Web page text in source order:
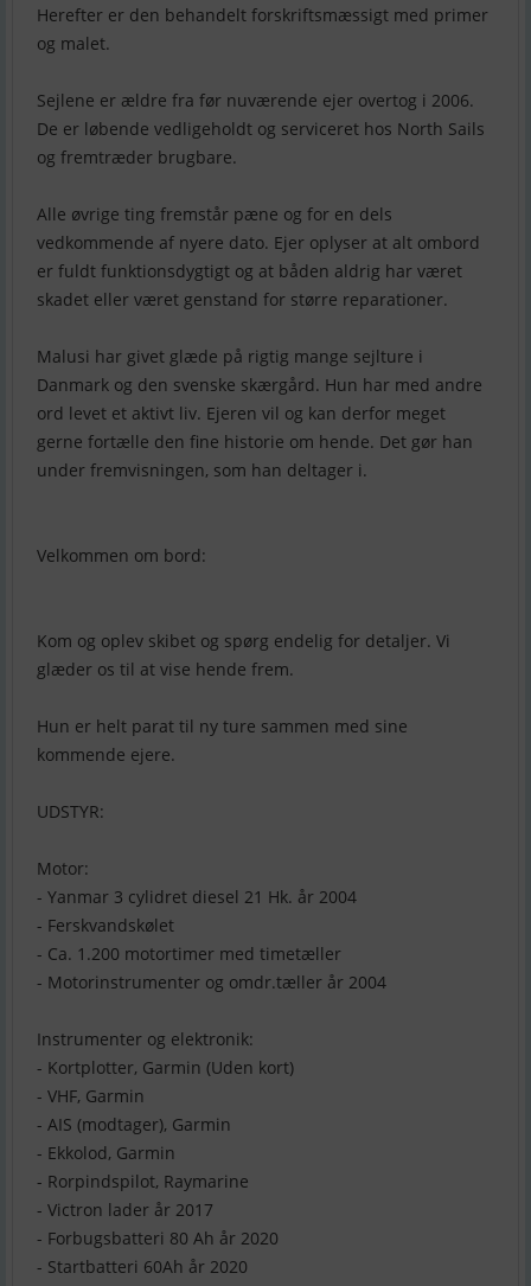
Herefter er den behandelt forskriftsmæssigt med primer
og malet.
Sejlene er ældre fra før nuværende ejer overtog i 2006.
De er løbende vedligeholdt og serviceret hos North Sails
og fremtræder brugbare.
Alle øvrige ting fremstår pæne og for en dels
vedkommende af nyere dato. Ejer oplyser at alt ombord
er fuldt funktionsdygtigt og at båden aldrig har været
skadet eller været genstand for større reparationer.
Malusi har givet glæde på rigtig mange sejlture i
Danmark og den svenske skærgård. Hun har med andre
ord levet et aktivt liv. Ejeren vil og kan derfor meget
gerne fortælle den fine historie om hende. Det gør han
under fremvisningen, som han deltager i.
Velkommen om bord:
Kom og oplev skibet og spørg endelig for detaljer. Vi
glæder os til at vise hende frem.
Hun er helt parat til ny ture sammen med sine
kommende ejere.
UDSTYR:
Motor:
- Yanmar 3 cylidret diesel 21 Hk. år 2004
- Ferskvandskølet
- Ca. 1.200 motortimer med timetæller
- Motorinstrumenter og omdr.tæller år 2004
Instrumenter og elektronik:
- Kortplotter, Garmin (Uden kort)
- VHF, Garmin
- AIS (modtager), Garmin
- Ekkolod, Garmin
- Rorpindspilot, Raymarine
- Victron lader år 2017
- Forbugsbatteri 80 Ah år 2020
- Startbatteri 60Ah år 2020